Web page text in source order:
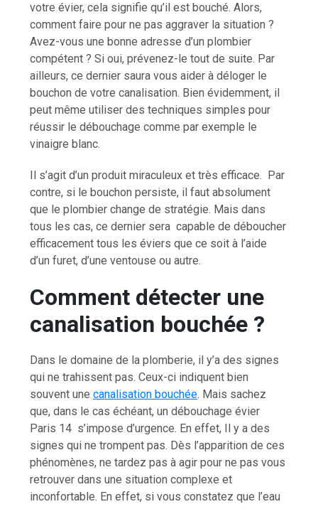
votre évier, cela signifie qu’il est bouché. Alors,
comment faire pour ne pas aggraver la situation ?
Avez-vous une bonne adresse d’un plombier
compétent ? Si oui, prévenez-le tout de suite. Par
ailleurs, ce dernier saura vous aider à déloger le
bouchon de votre canalisation. Bien évidemment, il
peut même utiliser des techniques simples pour
réussir le débouchage comme par exemple le
vinaigre blanc.
Il s’agit d’un produit miraculeux et très efficace. Par
contre, si le bouchon persiste, il faut absolument
que le plombier change de stratégie. Mais dans
tous les cas, ce dernier sera capable de déboucher
efficacement tous les éviers que ce soit à l’aide
d’un furet, d’une ventouse ou autre.
Comment détecter une
canalisation bouchée ?
Dans le domaine de la plomberie, il y’a des signes
qui ne trahissent pas. Ceux-ci indiquent bien
souvent unecanalisation bouchée. Mais sachez
que, dans le cas échéant, un débouchage évier
Paris 14 s’impose d’urgence. En effet, Il y a des
signes qui ne trompent pas. Dès l’apparition de ces
phénomènes, ne tardez pas à agir pour ne pas vous
retrouver dans une situation complexe et
inconfortable. En effet, si vous constatez que l’eau